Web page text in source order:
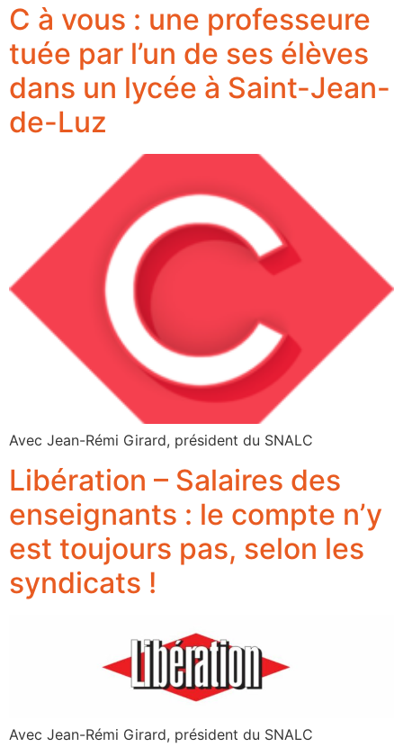
C à vous : une professeure
tuée par l’un de ses élèves
dans un lycée à Saint-Jean-
de-Luz
Avec Jean-Rémi Girard, président du SNALC
Libération – Salaires des
enseignants : le compte n’y
est toujours pas, selon les
syndicats !
Avec Jean-Rémi Girard, président du SNALC